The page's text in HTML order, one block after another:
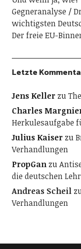
Gegneranalyse
wichtigsten
Der freie EU-
Letzte
Jens Kellerzu
Charles
Herkulesaufgabe
Julius Kaiserzu
Verhandlungen
PropGanzu
die deutschen
Andreas Scheil
Verhandlungen